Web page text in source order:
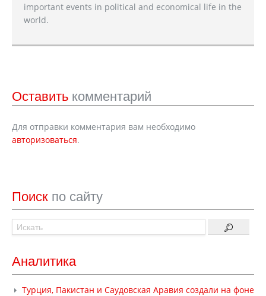
important events in political and economical life in the
world.
Оставить комментарий
Для отправки комментария вам необходимо
авторизоваться.
Поиск по сайту
Аналитика
Турция, Пакистан и Саудовская Аравия создали на фоне